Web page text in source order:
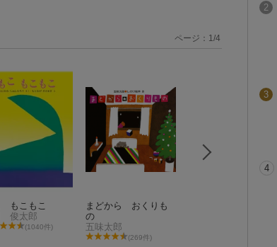
もこもこ
俊太郎
(1040件)
まどから おくりも
の
五味太郎
(269件)
ページ： 1 /4
2
3
4